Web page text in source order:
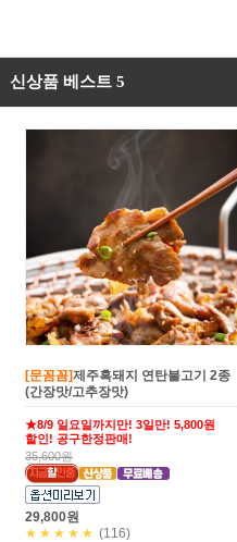
신상품 베스트 5
[문꼼꼼]제주흑돼지 연탄불고기 2종
(간장맛/고추장맛)
★8/9 일요일까지만! 3일만! 5,800원
할인! 공구한정판매!
35,600원
29,800원
★★★★★ (116)